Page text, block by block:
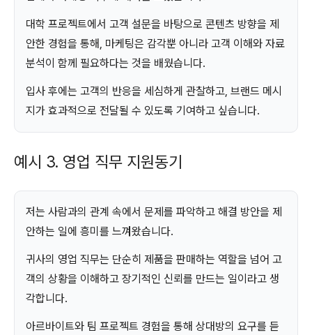
대학 프로젝트에서 고객 설문을 바탕으로 콘텐츠 방향을 제
안한 경험을 통해, 마케팅은 감각뿐 아니라 고객 이해와 자료
분석이 함께 필요하다는 것을 배웠습니다.
입사 후에는 고객의 반응을 세심하게 관찰하고, 브랜드 메시
지가 효과적으로 전달될 수 있도록 기여하고 싶습니다.
예시 3. 영업 직무 지원동기
저는 사람과의 관계 속에서 문제를 파악하고 해결 방안을 제
안하는 일에 흥미를 느껴왔습니다.
귀사의 영업 직무는 단순히 제품을 판매하는 역할을 넘어 고
객의 상황을 이해하고 장기적인 신뢰를 만드는 일이라고 생
각합니다.
아르바이트와 팀 프로젝트 경험을 통해 상대방의 요구를 듣